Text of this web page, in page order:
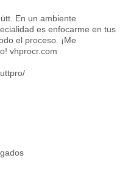
En un ambiente
es enfocarme en tus
el proceso. ¡Me
vhprocr.com